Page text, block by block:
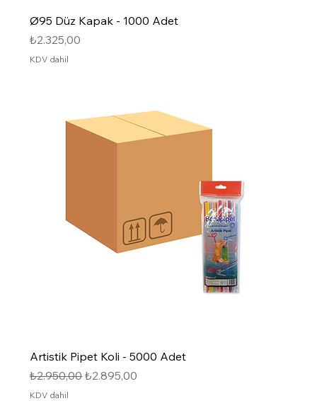
Ø95 Düz Kapak - 1000 Adet
Fiyat
₺2.325,00
KDV dahil
Artistik Pipet Koli - 5000 Adet
Normal Fiyat
₺2.950,00İndirimli Fiyat
₺2.895,00
KDV dahil